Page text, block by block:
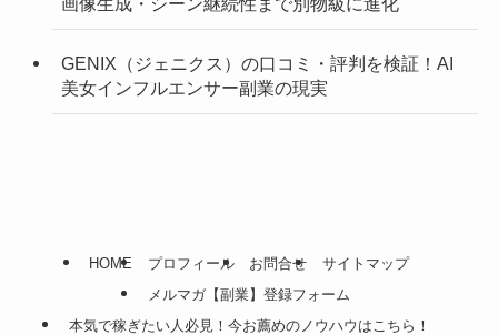
GENIX（ジェニクス）の口コミ・評判を検証！AI
美女インフルエンサー副業の現実
HOME プロフィール お問合せ
サイトマップ
メルマガ【副業】登録フォーム
本気で稼ぎたい人必見！今お薦めのノウハウはこちら！